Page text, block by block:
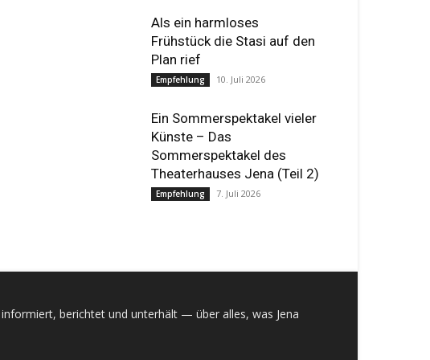
Als ein harmloses
Frühstück die Stasi auf den
Plan rief
Empfehlung 10. Juli 2026
Ein Sommerspektakel vieler
Künste – Das
Sommerspektakel des
Theaterhauses Jena (Teil 2)
Empfehlung 7. Juli 2026
berichtet und unterhält — über alles, was Jena